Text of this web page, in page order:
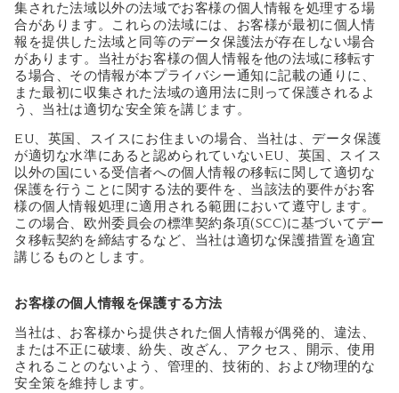
集された法域以外の法域でお客様の個人情報を処理する場
合があります。これらの法域には、お客様が最初に個人情
報を提供した法域と同等のデータ保護法が存在しない場合
があります。当社がお客様の個人情報を他の法域に移転す
る場合、その情報が本プライバシー通知に記載の通りに、
また最初に収集された法域の適用法に則って保護されるよ
う、当社は適切な安全策を講じます。
EU、英国、スイスにお住まいの場合、当社は、データ保護
が適切な水準にあると認められていないEU、英国、スイス
以外の国にいる受信者への個人情報の移転に関して適切な
保護を行うことに関する法的要件を、当該法的要件がお客
様の個人情報処理に適用される範囲において遵守します。
この場合、欧州委員会の標準契約条項(SCC)に基づいてデー
タ移転契約を締結するなど、当社は適切な保護措置を適宜
講じるものとします。
お客様の個人情報を保護する方法
当社は、お客様から提供された個人情報が偶発的、違法、
または不正に破壊、紛失、改ざん、アクセス、開示、使用
されることのないよう、管理的、技術的、および物理的な
安全策を維持します。